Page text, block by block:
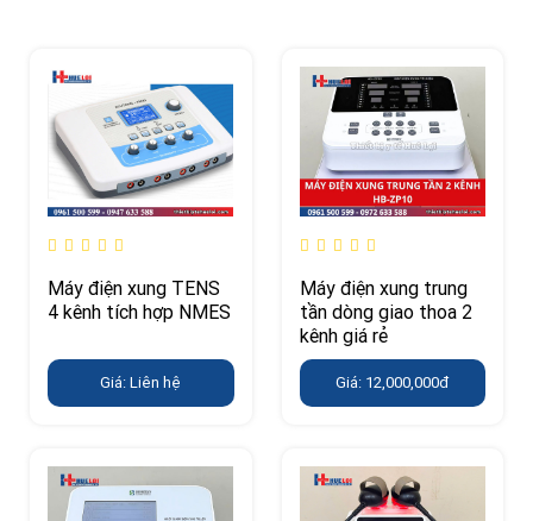
Máy điện xung TENS
4 kênh tích hợp NMES
Giá: Liên hệ
Máy điện xung trung
tần dòng giao thoa 2
kênh giá rẻ
Giá: 12,000,000đ